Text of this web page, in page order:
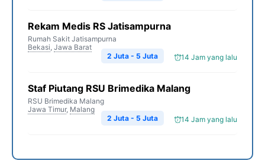
Rekam Medis RS Jatisampurna
Rumah Sakit Jatisampurna
Bekasi, Jawa Barat
14 Jam yang lalu
2 Juta - 5 Juta
Staf Piutang RSU Brimedika Malang
RSU Brimedika Malang
Jawa Timur, Malang
14 Jam yang lalu
2 Juta - 5 Juta